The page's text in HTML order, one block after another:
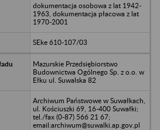
dokumentacja osobowa z lat 1942-
1963, dokumentacja płacowa z lat
1970-2001
SEke 610-107/03
Mazurskie Przedsiębiorstwo
Budownictwa Ogólnego Sp. z o.o. w
Ełku ul. Suwalska 82
Archiwum Państwowe w Suwałkach,
ul. Kościuszki 69, 16-400 Suwałki;
tel./fax (0-87) 566 21 67;
email:archiwum@suwalki.ap.gov.pl